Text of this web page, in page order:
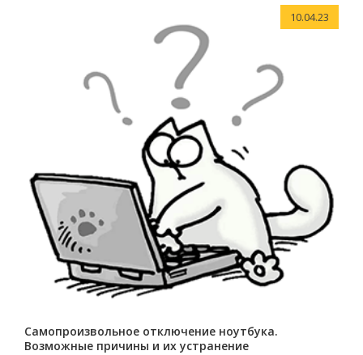
10.04.23
Самопроизвольное отключение ноутбука.
Возможные причины и их устранение